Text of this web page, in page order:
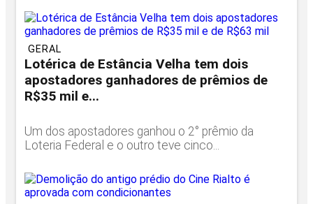
GERAL
Lotérica de Estância Velha tem dois
apostadores ganhadores de prêmios de
R$35 mil e...
Um dos apostadores ganhou o 2° prêmio da
Loteria Federal e o outro teve cinco...